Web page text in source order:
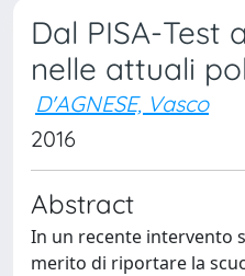
Dal PISA-Test
nelle attuali
D'AGNESE, Vasco
2016
Abstract
In un recente intervento
merito di riportare la